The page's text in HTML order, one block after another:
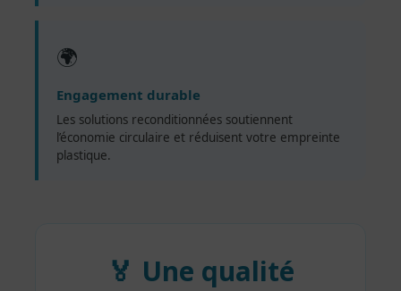
🌍
Engagement durable
Les solutions reconditionnées soutiennent
l’économie circulaire et réduisent votre empreinte
plastique.
🏅 Une qualité